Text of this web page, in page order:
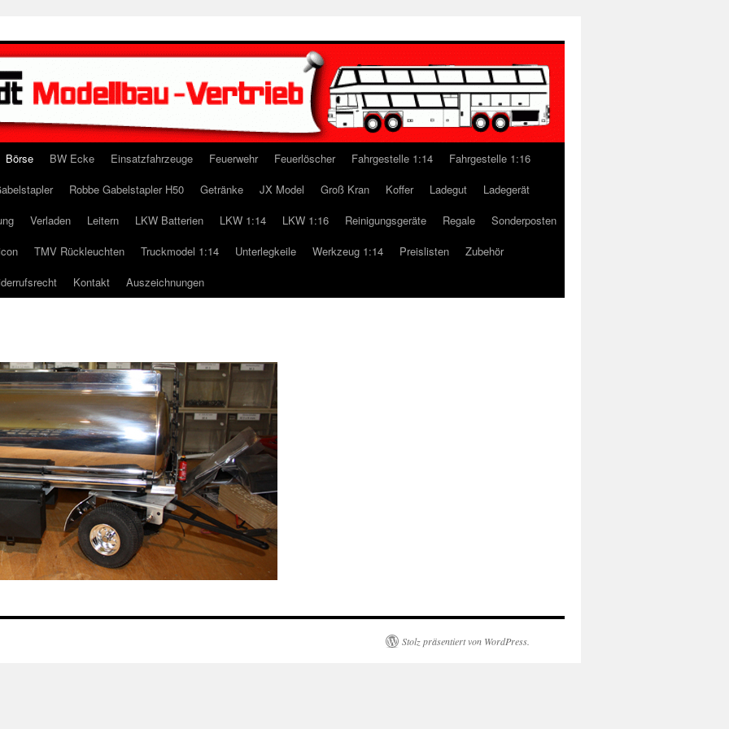
Börse BW Ecke Einsatzfahrzeuge Feuerwehr Feuerlöscher Fahrgestelle 1:14
Fahrgestelle 1:16
Robbe Gabelstapler H50 Getränke JX Model Groß Kran Koffer Ladegut
Ladegerät
Verladen Leitern LKW Batterien LKW 1:14 LKW 1:16 Reinigungsgeräte Regale
Sonderposten
TMV Rückleuchten Truckmodel 1:14 Unterlegkeile Werkzeug 1:14 Preislisten
Zubehör
Kontakt Auszeichnungen
Stolz präsentiert von WordPress.